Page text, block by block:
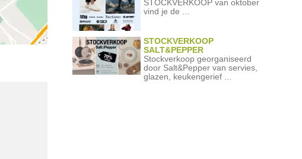
STOCKVERKOOP van oktober
vind je de ...
STOCKVERKOOP
SALT&PEPPER
Stockverkoop georganiseerd
door Salt&Pepper van servies,
glazen, keukengerief ...